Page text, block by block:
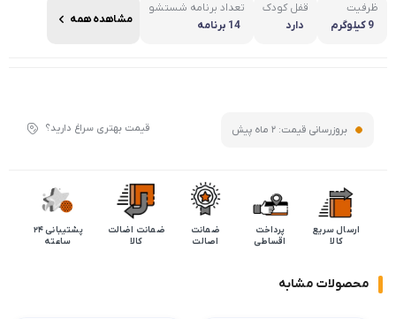
ظرفیت
9 کیلوگرم
قفل کودک
دارد
تعداد برنامه شستشو
14 برنامه
مشاهده همه
بروزرسانی قیمت: 2 ماه پیش قیمت بهتری سراغ دارید؟
ارسال سریع
کالا
پرداخت
اقساطی
ضمانت
اصالت
ضمانت اضالت
کالا
پشتیبانی 24
ساعته
محصولات مشابه